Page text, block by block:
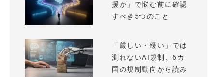
援か」で悩む前に確認
すべき5つのこと
「厳しい・緩い」では
測れないAI規制、6カ
国の規制動向から読み